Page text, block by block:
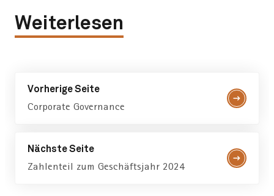
Weiterlesen
Vorherige Seite
Corporate Governance
Nächste Seite
Zahlenteil zum Geschäftsjahr 2024